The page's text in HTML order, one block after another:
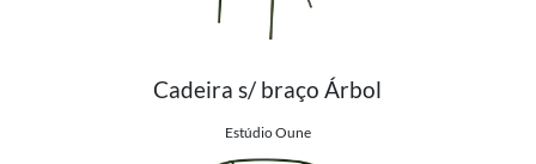
Ver detalhes do produto
Cadeira s/ braço Árbol
Estúdio Oune